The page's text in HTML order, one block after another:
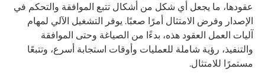
عقودها، ما يجعل أي شكل من أشكال تتبع الموافقة والتحكم في
الإصدار وفرض الامتثال أمرًا صعبًا. يوفر التشغيل الآلي لمهام
آليات العمل العقود هذه، بدءًا من الصياغة وحتى الموافقة
والتنفيذ، رؤية شاملة للعمليات وأوقات استجابة أسرع، وتتبعًا
مستمرًا للامتثال.